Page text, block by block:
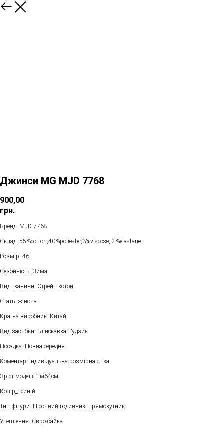
Джинси MG MJD 7768
900,00
грн.
Бренд: MJD 7768
Склад: 55%cotton,40%poliester,3%viscose, 2%elastane
Розмір: 46
Сезонність: Зима
Вид тканини: Стрейч-котон
Стать: жіноча
Країна виробник: Китай
Вид застібки: Блискавка, ґудзик
Посадка: Повна середня
Коментар: Індивідуальна розмірна сітка
Зріст моделі: 1м64см
Колір_: синій
Тип фігури: Пісочний годинник, прямокутник
Утеплення: Євро-байка